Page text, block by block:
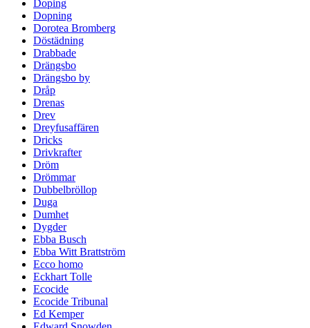
Doping
Dopning
Dorotea Bromberg
Döstädning
Drabbade
Drängsbo
Drängsbo by
Dråp
Drenas
Drev
Dreyfusaffären
Dricks
Drivkrafter
Dröm
Drömmar
Dubbelbröllop
Duga
Dumhet
Dygder
Ebba Busch
Ebba Witt Brattström
Ecco homo
Eckhart Tolle
Ecocide
Ecocide Tribunal
Ed Kemper